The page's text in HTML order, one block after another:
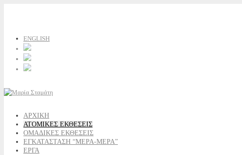
ENGLISH
ΑΡΧΙΚΗ
ΑΤΟΜΙΚΕΣ ΕΚΘΕΣΕΙΣ
ΟΜΑΔΙΚΕΣ ΕΚΘΕΣΕΙΣ
ΕΓΚΑΤΑΣΤΑΣΗ “ΜΕΡΑ-ΜΕΡΑ”
ΕΡΓΑ